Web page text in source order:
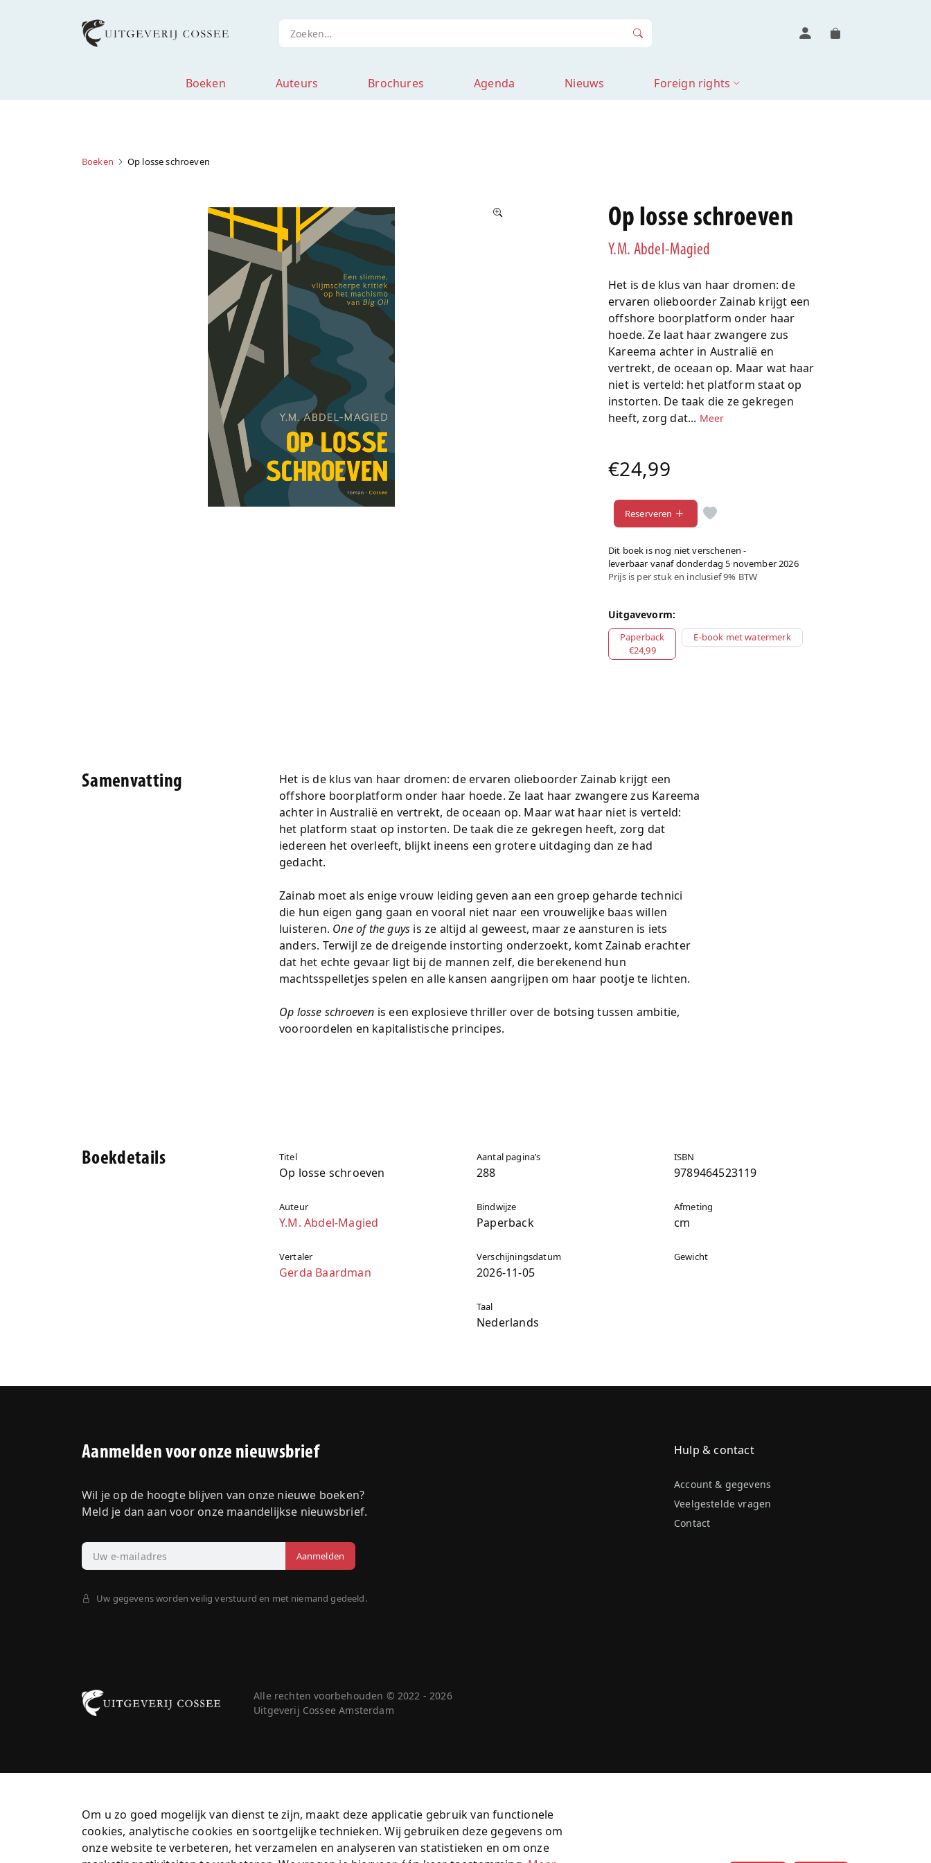
Boeken Auteurs Brochures Agenda Nieuws Foreign rights
Boeken Op losse schroeven
Op losse schroeven
Y.M. Abdel-Magied
Het is de klus van haar dromen: de
ervaren olieboorder Zainab krijgt een
offshore boorplatform onder haar
hoede. Ze laat haar zwangere zus
Kareema achter in Australië en
vertrekt, de oceaan op. Maar wat haar
niet is verteld: het platform staat op
instorten. De taak die ze gekregen
heeft, zorg dat... Meer
€24,99
Reserveren
Dit boek is nog niet verschenen -
leverbaar vanaf donderdag 5 november 2026
Prijs is per stuk en inclusief 9% BTW
Uitgavevorm:
Paperback
€24,99
E-book met watermerk
Samenvatting
Het is de klus van haar dromen: de ervaren olieboorder Zainab krijgt een
offshore boorplatform onder haar hoede. Ze laat haar zwangere zus Kareema
achter in Australië en vertrekt, de oceaan op. Maar wat haar niet is verteld:
het platform staat op instorten. De taak die ze gekregen heeft, zorg dat
iedereen het overleeft, blijkt ineens een grotere uitdaging dan ze had
gedacht.
Zainab moet als enige vrouw leiding geven aan een groep geharde technici
die hun eigen gang gaan en vooral niet naar een vrouwelijke baas willen
luisteren. One of the guys is ze altijd al geweest, maar ze aansturen is iets
anders. Terwijl ze de dreigende instorting onderzoekt, komt Zainab erachter
dat het echte gevaar ligt bij de mannen zelf, die berekenend hun
machtsspelletjes spelen en alle kansen aangrijpen om haar pootje te lichten.
Op losse schroeven is een explosieve thriller over de botsing tussen ambitie,
vooroordelen en kapitalistische principes.
Boekdetails Titel
Op losse schroeven
Auteur
Y.M. Abdel-Magied
Vertaler
Gerda Baardman
Aantal pagina’s
288
Bindwijze
Paperback
Verschijningsdatum
2026-11-05
Taal
Nederlands
ISBN
9789464523119
Afmeting
cm
Gewicht
Aanmelden voor onze nieuwsbrief
Wil je op de hoogte blijven van onze nieuwe boeken?
Meld je dan aan voor onze maandelijkse nieuwsbrief.
Uw gegevens worden veilig verstuurd en met niemand gedeeld.
Hulp & contact
Account & gegevens
Veelgestelde vragen
Contact
Alle rechten voorbehouden © 2022 - 2026
Uitgeverij Cossee Amsterdam
Om u zo goed mogelijk van dienst te zijn, maakt deze applicatie gebruik van functionele
cookies, analytische cookies en soortgelijke technieken. Wij gebruiken deze gegevens om
onze website te verbeteren, het verzamelen en analyseren van statistieken en om onze